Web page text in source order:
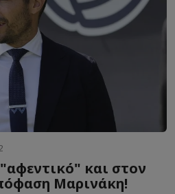
και στον
Μαρινάκη!